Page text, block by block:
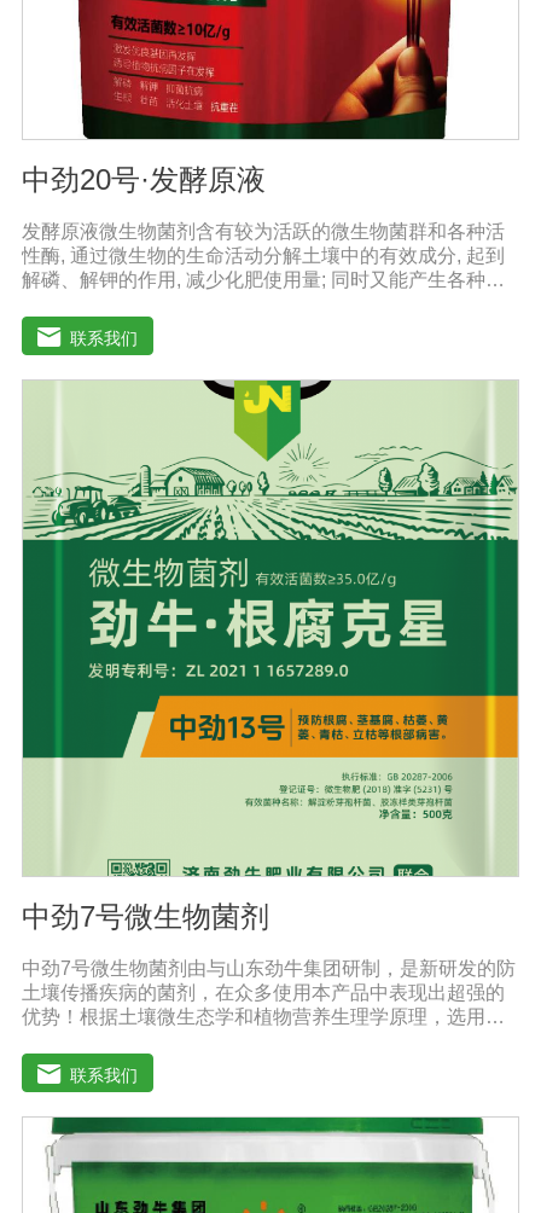
中劲20号·发酵原液
发酵原液微生物菌剂含有较为活跃的微生物菌群和各种活
性酶, 通过微生物的生命活动分解土壤中的有效成分, 起到
解磷、解钾的作用, 减少化肥使用量; 同时又能产生各种农
刺激调节植物生长; 并且能产生抗生素、系统防卫酶等多种
物质, 可以抑制细菌或真菌性病害或诱导系统抗性, 间接达
到促进植物生长的作用。【产品功能】1、改善土填养分疏
松土壤, 提高土壤通透性和保水保肥能力, 增加土壤有机质
题。2、解磷解钾、提高化肥利用率有效菌能分解土壤中的
有机质, 减少氨肥的流失; 其中解钾解磷菌能将土壤中固化
的化学钾肥、化学磷肥分解转化为速效钾、速效磷。3、改
善作物品质使用菌剂后, 作物中的蛋白质、糖分、氮基酸、
维生素等有益成分含量有所提高, 起到改善作物品质的作
用。4、增强作物的抗逆性能、提高产量分泌赤霉素、细胞
分裂素、生长素等活性物质, 刺激、调节、促进作物的生长
发育, 增强农作物的抗逆性能, 有利于农作物的增产5、预
防、抑制细菌、真菌性病害如:小麦根腐病、镰刀菌、姜腐
病、黄萎病、灰葡萄孢、香蕉与棉花等枯萎病。
联系我们
中劲7号微生物菌剂
中劲7号微生物菌剂由与山东劲牛集团研制，是新研发的防
土壤传播疾病的菌剂，在众多使用本产品中表现出超强的
优势！根据土壤微生态学和植物营养生理学原理，选用有
而成的农用生物制剂。它利用微生物自身的寄生作用，并
释放出对土壤传播疾病和植物疾病、对细菌、真菌等具有
杀灭作用的化学物质，再辅助特殊增效剂，能快速、高效
抑制作物真菌、细菌病害。不仅有效地预防和控制多种作
物疾病的危害，还具有预防根腐病、枯萎病、锈枯病、黄
萎病、立枯病等多种病害功效，等土传病害的抗病力；从
联系我们